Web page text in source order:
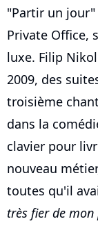
"Partir un jour"
Private Office,
luxe. Filip
2009, des
troisième
dans la
clavier pour
nouveau
toutes qu'il
très fier de